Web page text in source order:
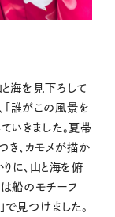
海を見下ろして
誰がこの風景を
いきました。夏帯
つき、カモメが描か
りに、山と海を俯
は船のモチーフ
で見つけました。